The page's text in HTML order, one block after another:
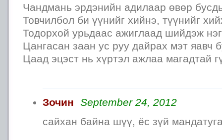
Чандмань эрдэнийн адилаар өвөр
Товчилбол би үүнийг хийнэ, түүнийг
Тодорхой урьдаас ажиглаад шийдэж
Цангасан заан ус руу дайрах мэт яавч
Цаад эцэст нь хүртэл ажлаа магадтай
Зочин
September 24, 2012
сайхан байна шүү, ёс зүй